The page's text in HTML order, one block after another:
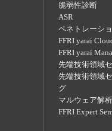
脆弱性診断
ASR
ペネトレーシ
FFRI yarai
FFRI yarai
先端技術領域
先端技術領域
グ
マルウェア解
FFRI Expert